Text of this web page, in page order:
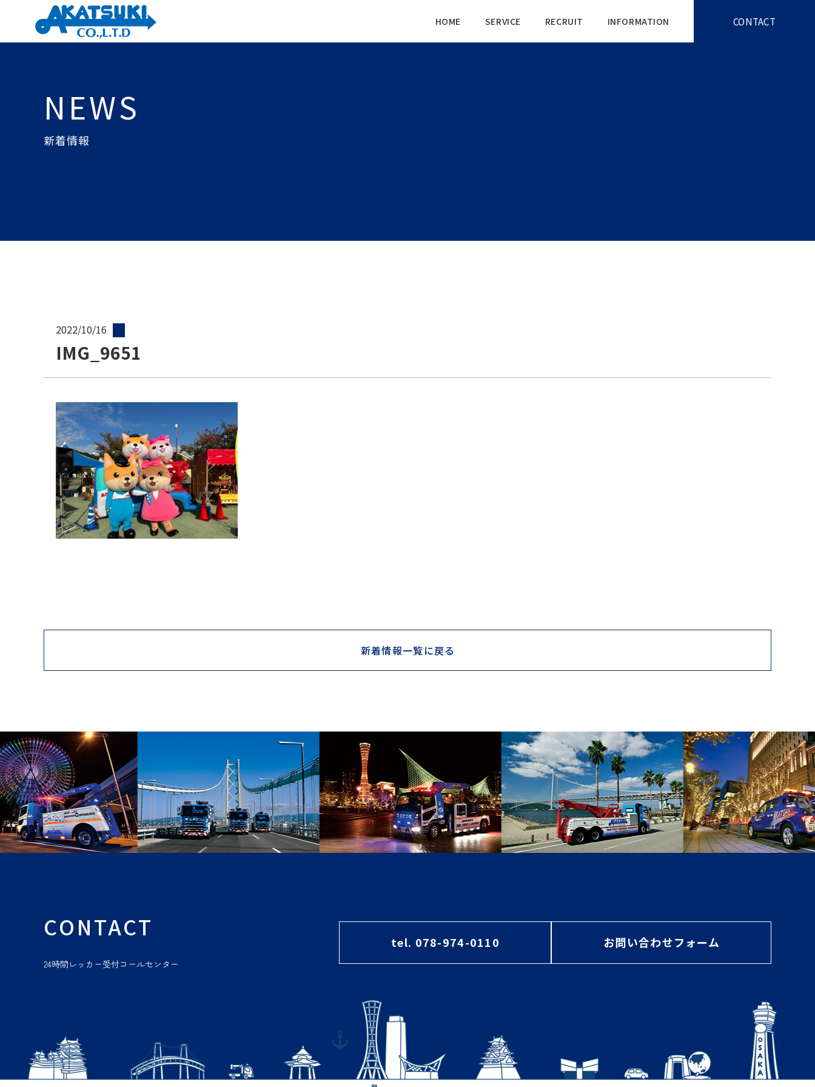
HOME SERVICE RECRUIT INFORMATION CONTACT
NEWS
新着情報
2022/10/16
IMG_9651
新着情報一覧に戻る
CONTACT
24時間レッカー受付コールセンター
tel. 078-974-0110 お問い合わせフォーム